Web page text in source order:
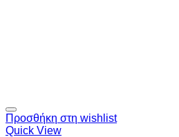
Προσθήκη στη wishlist
Quick View